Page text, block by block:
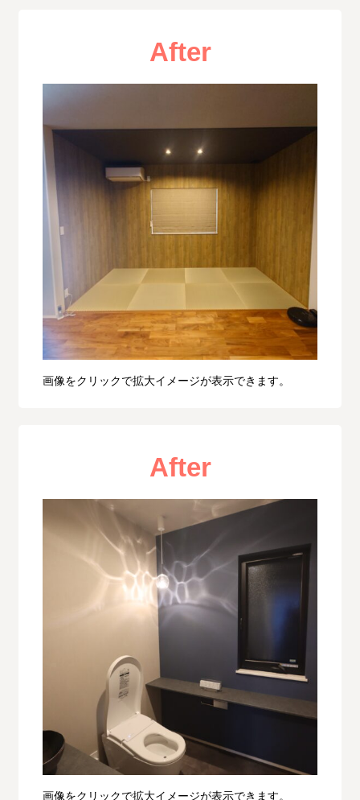
After
画像をクリックで拡大イメージが表示できます。
After
画像をクリックで拡大イメージが表示できます。